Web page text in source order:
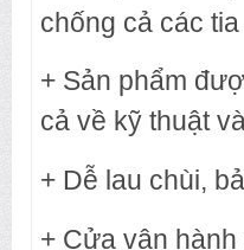
chống cả các
+ Sản phẩm
cả về kỹ thuật
+ Dễ lau chùi,
+ Cửa vận